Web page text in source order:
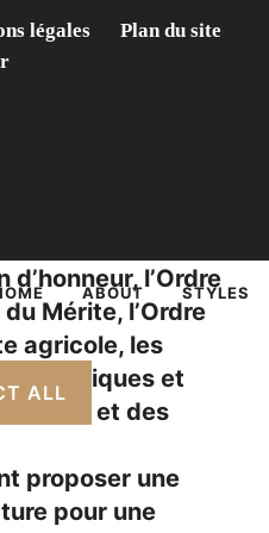
}); })();
posées
sont les principales
d’honneur, l’Ordre
du Mérite, l’Ordre
agricole, les
et
Arts et des
proposer une
pour une
légales
Plan du site
ABOUT STYLES
ALL